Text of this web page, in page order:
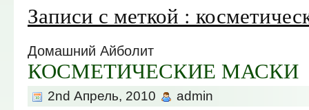
Записи с меткой :
Домашний Айболит
КОСМЕТИЧЕСКИЕ МАСКИ
2nd Апрель, 2010 admin